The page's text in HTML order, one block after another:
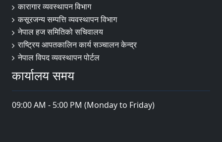
कारागार व्यवस्थापन विभाग
कसूरजन्य सम्पत्ति व्यवस्थापन विभाग
नेपाल हज समितिको सचिवालय
राष्ट्रिय आपतकालिन कार्य सञ्चालन केन्द्र
नेपाल विपद व्यवस्थापन पोर्टल
कार्यालय समय
09:00 AM - 5:00 PM (Monday to Friday)